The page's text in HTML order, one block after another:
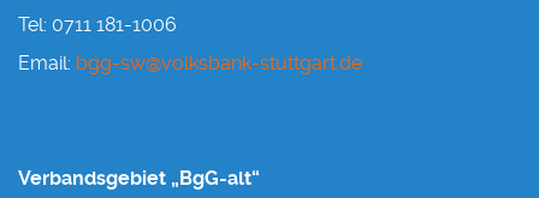
Tel: 0711 181-1006
Email: bgg-sw@volksbank-stuttgart.de
Verbandsgebiet „BgG-alt“